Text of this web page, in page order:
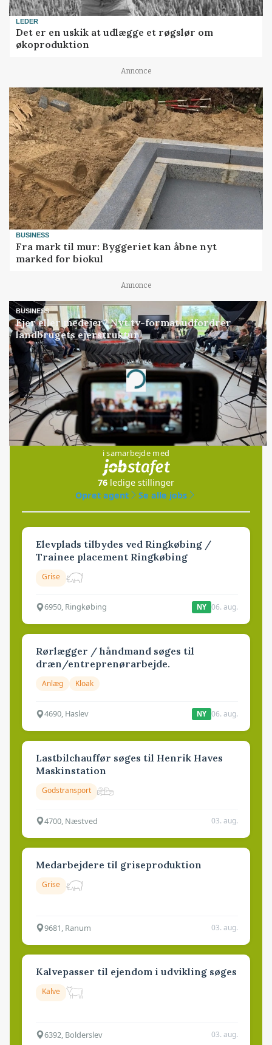
LEDER
Det er en uskik at udlægge et røgslør om
økoproduktion
Annonce
BUSINESS
Fra mark til mur: Byggeriet kan åbne nyt
marked for biokul
Annonce
BUSINESS
Ejer eller medejer? Nyt tv-format udfordrer
landbrugets ejerstruktur
Annonce
Loading...
Jobs
i samarbejde med
76 ledige stillinger
Opret agent
Se alle jobs
Elevplads tilbydes ved Ringkøbing /
Trainee placement Ringkøbing
Grise
6950, Ringkøbing NY 06. aug.
Rørlægger / håndmand søges til
dræn/entreprenørarbejde.
Anlæg Kloak
4690, Haslev NY 06. aug.
Lastbilchauffør søges til Henrik Haves
Maskinstation
Godstransport
4700, Næstved 03. aug.
Medarbejdere til griseproduktion
Grise
9681, Ranum 03. aug.
Kalvepasser til ejendom i udvikling søges
Kalve
6392, Bolderslev 03. aug.